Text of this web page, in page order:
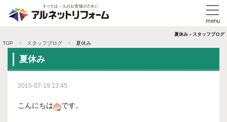
夏休み－スタッフブログ
TOP スタッフブログ 夏休み
夏休み
2015-07-19 13:45
こんにちは です。